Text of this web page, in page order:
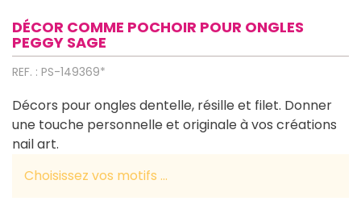
DÉCOR COMME POCHOIR POUR ONGLES
PEGGY SAGE
REF. : PS-149369*
Décors pour ongles dentelle, résille et filet. Donner
une touche personnelle et originale à vos créations
nail art.
Choisissez vos motifs ...